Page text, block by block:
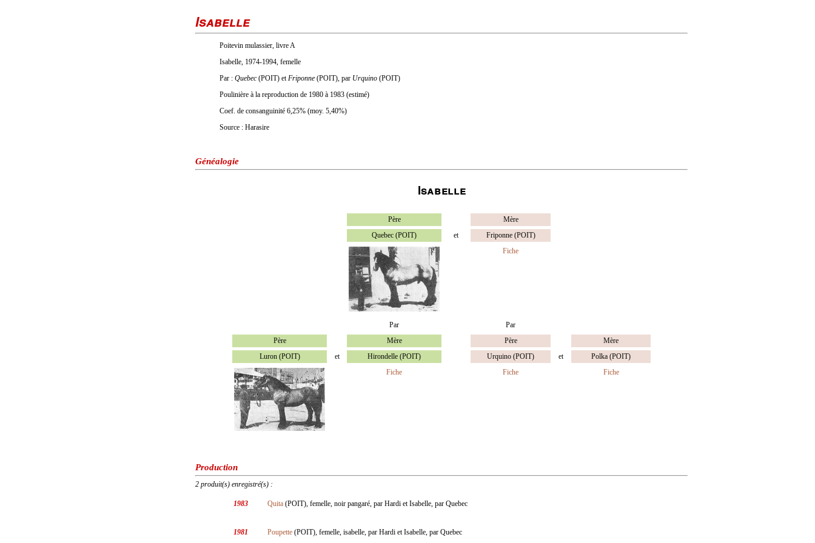
Isabelle
Poitevin mulassier, livre A
Isabelle, 1974-1994, femelle
Par : Quebec(POIT) etFriponne (POIT), par Urquino (POIT)
Poulinière à la reproduction de 1980 à 1983 (estimé)
Coef. de consanguinité 6,25% (moy. 5,40%)
Source : Harasire
Généalogie
Isabelle
Père
Mère
Quebec (POIT)
et
Friponne (POIT)
Fiche
Par
Par
Père
Mère Père
Mère
Luron (POIT)
et Hirondelle (POIT) Urquino (POIT) et
Polka (POIT)
Fiche
Fiche Fiche
Production
2 produit(s) enregistré(s) :
1983 Quita (POIT), femelle, noir pangaré, par Hardi et Isabelle, par Quebec
1981 Poupette (POIT), femelle, isabelle, par Hardi et Isabelle, par Quebec